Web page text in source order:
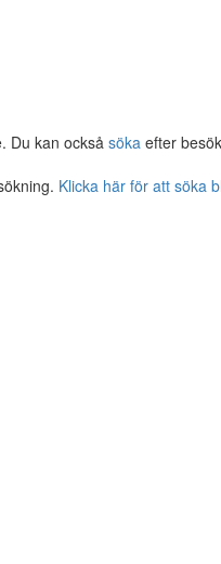
Du kan också söka efter
Klicka här för att söka